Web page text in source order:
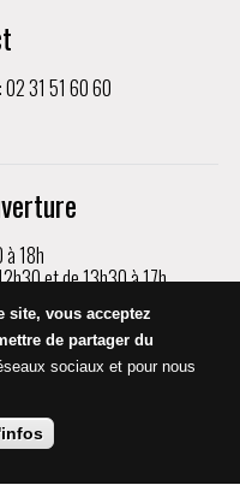
02 31 51 60 60
à 18h
et de 13h30 à 17h
à 17h
vous uniquement
données Crédits
site, vous acceptez
de partager du
sociaux et pour nous